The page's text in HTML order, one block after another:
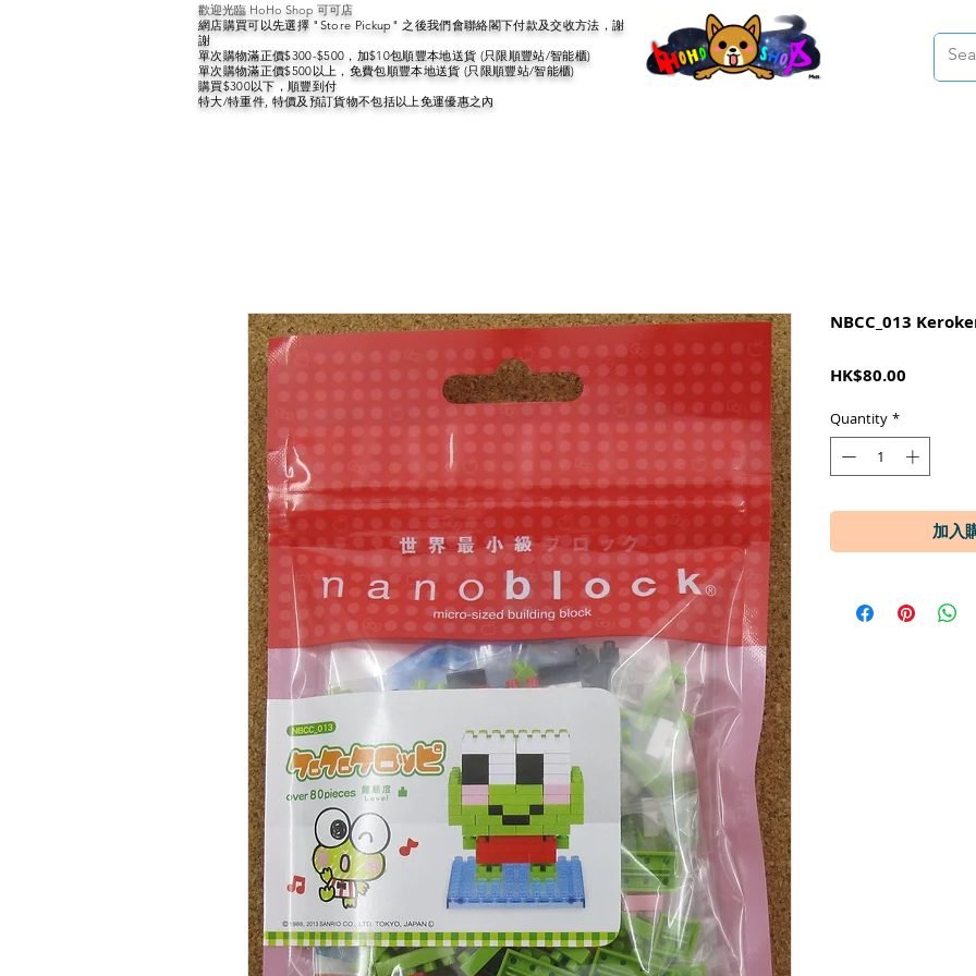
歡迎光臨 HoHo Shop 可可店
網店購買可以先選擇 "Store Pickup" 之後我們會聯絡閣下付款及交收方法，謝
謝
單次購物滿正價$300-$500，加$10包順豐本地送貨 (只限順豐站/智能櫃)
單次購物滿正價$500以上，免費包順豐本地送貨 (只限順豐站/智能櫃)
購買$300以下，順豐到付
特大/特重件, 特價及預訂貨物不包括以上免運優惠之內
NBCC_013
HK$80.00
Quantity *